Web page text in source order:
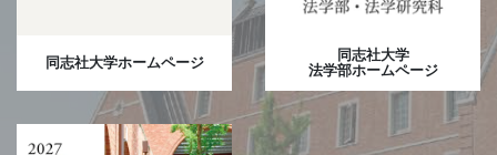
同志社大学ホームページ
同志社大学
法学部ホームページ